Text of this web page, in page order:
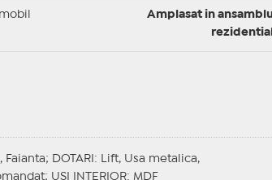
Amplasat in ansamblu
rezidential
Faianta; DOTARI : Lift, Usa metalica,
USI INTERIOR: MDF